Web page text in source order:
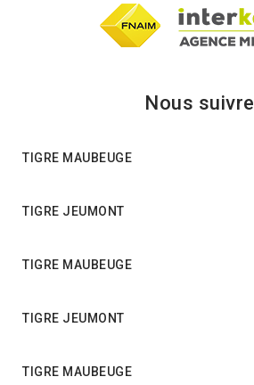
Nous suivre
TIGRE MAUBEUGE
TIGRE JEUMONT
TIGRE MAUBEUGE
TIGRE JEUMONT
TIGRE MAUBEUGE